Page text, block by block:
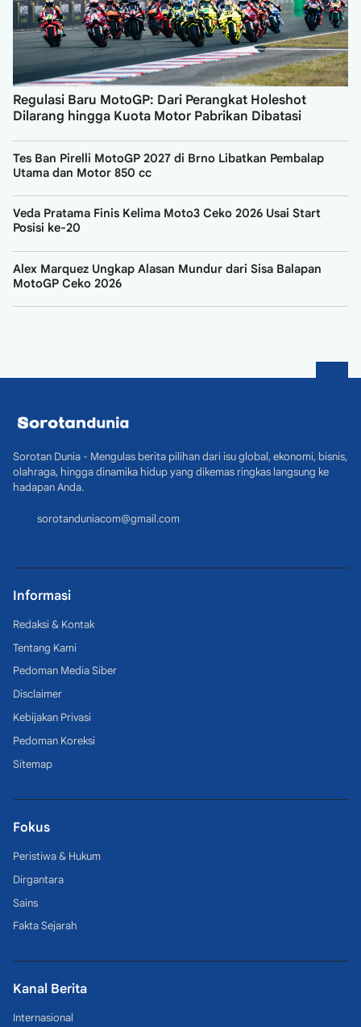
Regulasi Baru MotoGP: Dari Perangkat Holeshot
Dilarang hingga Kuota Motor Pabrikan Dibatasi
Tes Ban Pirelli MotoGP 2027 di Brno Libatkan Pembalap
Utama dan Motor 850 cc
Veda Pratama Finis Kelima Moto3 Ceko 2026 Usai Start
Posisi ke-20
Alex Marquez Ungkap Alasan Mundur dari Sisa Balapan
MotoGP Ceko 2026
Sorotan Dunia - Mengulas berita pilihan dari isu global, ekonomi, bisnis,
olahraga, hingga dinamika hidup yang dikemas ringkas langsung ke
hadapan Anda.
sorotanduniacom@gmail.com
Informasi
Redaksi & Kontak
Tentang Kami
Pedoman Media Siber
Disclaimer
Kebijakan Privasi
Pedoman Koreksi
Sitemap
Fokus
Peristiwa & Hukum
Dirgantara
Sains
Fakta Sejarah
Kanal Berita
Internasional